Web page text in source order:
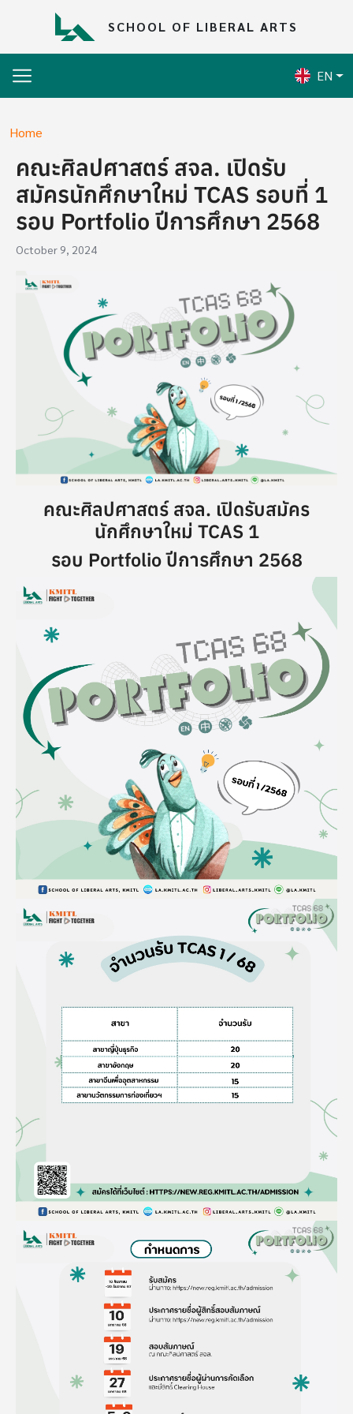
SCHOOL OF LIBERAL ARTS
EN
Breadcrumb
Home
คณะศิลปศาสตร์ สจล. เปิดรับ
สมัครนักศึกษาใหม่ TCAS รอบที่ 1
รอบ Portfolio ปีการศึกษา 2568
October 9, 2024
Image
คณะศิลปศาสตร์ สจล. เปิดรับสมัคร
นักศึกษาใหม่ TCAS 1
รอบ Portfolio ปีการศึกษา 2568
Image
Image
Image